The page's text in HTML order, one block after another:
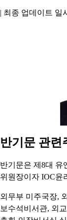
| 최종 업데이트 일
반기문 관련
반기문은 제8대 유
위원장이자 IOC윤
외무부 미주국장,
보수석비서관, 외